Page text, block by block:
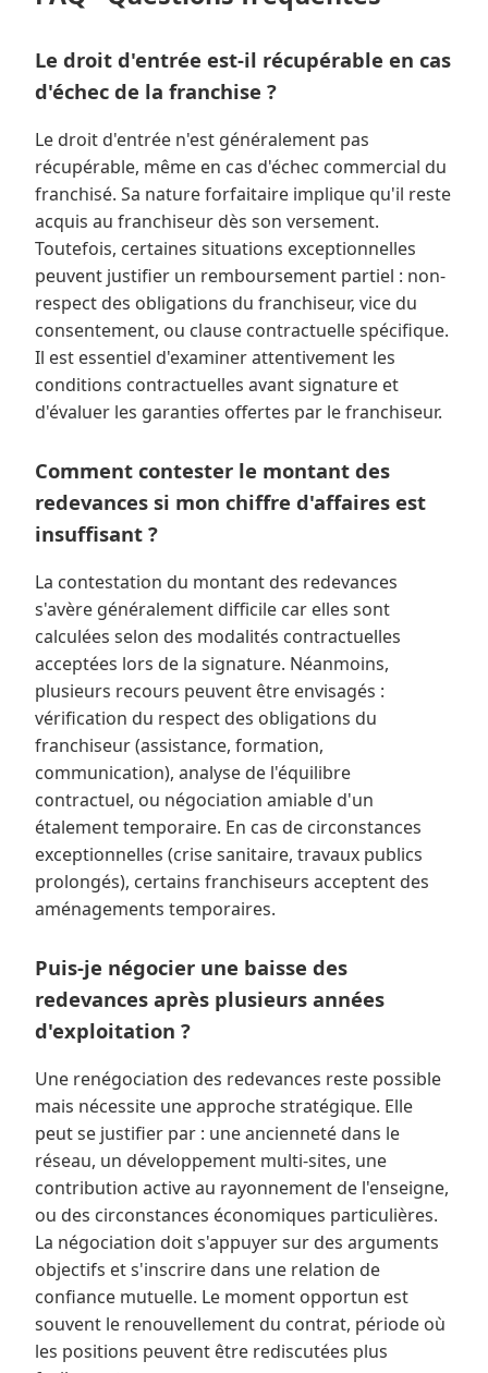
Le droit d'entrée est-il récupérable en cas
d'échec de la franchise ?
Le droit d'entrée n'est généralement pas
récupérable, même en cas d'échec commercial du
franchisé. Sa nature forfaitaire implique qu'il reste
acquis au franchiseur dès son versement.
Toutefois, certaines situations exceptionnelles
peuvent justifier un remboursement partiel : non-
respect des obligations du franchiseur, vice du
consentement, ou clause contractuelle spécifique.
Il est essentiel d'examiner attentivement les
conditions contractuelles avant signature et
d'évaluer les garanties offertes par le franchiseur.
Comment contester le montant des
redevances si mon chiffre d'affaires est
insuffisant ?
La contestation du montant des redevances
s'avère généralement difficile car elles sont
calculées selon des modalités contractuelles
acceptées lors de la signature. Néanmoins,
plusieurs recours peuvent être envisagés :
vérification du respect des obligations du
franchiseur (assistance, formation,
communication), analyse de l'équilibre
contractuel, ou négociation amiable d'un
étalement temporaire. En cas de circonstances
exceptionnelles (crise sanitaire, travaux publics
prolongés), certains franchiseurs acceptent des
aménagements temporaires.
Puis-je négocier une baisse des
redevances après plusieurs années
d'exploitation ?
Une renégociation des redevances reste possible
mais nécessite une approche stratégique. Elle
peut se justifier par : une ancienneté dans le
réseau, un développement multi-sites, une
contribution active au rayonnement de l'enseigne,
ou des circonstances économiques particulières.
La négociation doit s'appuyer sur des arguments
objectifs et s'inscrire dans une relation de
confiance mutuelle. Le moment opportun est
souvent le renouvellement du contrat, période où
les positions peuvent être rediscutées plus